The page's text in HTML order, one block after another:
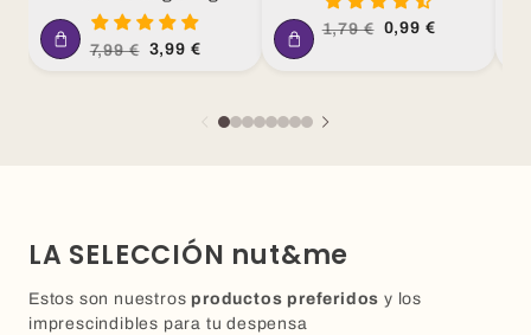
Precio
7,99 €
Precio3,99 €
Precio
1,79 €
Precio0,99 €
LA SELECCIÓN nut&me
Estos son nuestros productos preferidos y los
imprescindibles para tu despensa